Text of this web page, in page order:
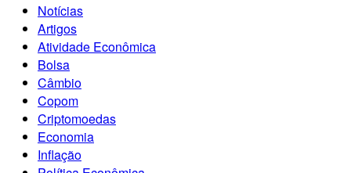
Notícias
Artigos
Atividade Econômica
Bolsa
Câmbio
Copom
Criptomoedas
Economia
Inflação